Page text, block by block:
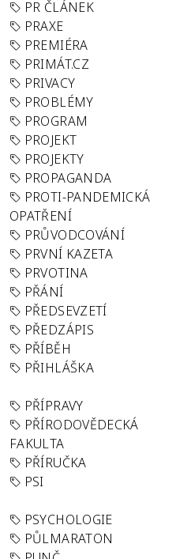
PR ČLÁNEK
PRAXE
PREMIÉRA
PRIMÁT.CZ
PRIVACY
PROBLÉMY
PROGRAM
PROJEKT
PROJEKTY
PROPAGANDA
PROTI-PANDEMICKÁ
OPATŘENÍ
PRŮVODCOVÁNÍ
PRVNÍ KAZETA
PRVOTINA
PŘÁNÍ
PŘEDSEVZETÍ
PŘEDZÁPIS
PŘÍBĚH
PŘIHLÁŠKA
PŘÍPRAVY
PŘÍRODOVĚDECKÁ
FAKULTA
PŘÍRUČKA
PSI
PSYCHOLOGIE
PŮLMARATON